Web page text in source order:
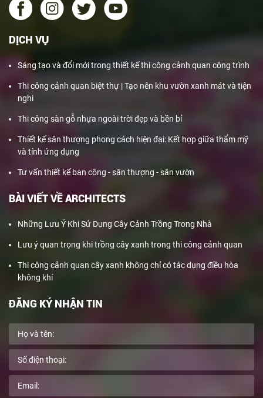
DỊCH VỤ
Sáng tạo và đổi mới trong thiết kế thi công cảnh quan công trình
Thi công cảnh quan biệt thự | Tạo nên khu vườn xanh mát và tiện
nghi
Thi công sàn gỗ nhựa ngoài trời đẹp và bền bỉ
Thiết kế sân thượng phong cách hiện đại: Kết hợp giữa thẩm mỹ
và tính ứng dụng
Tư vấn thiết kế ban công - sân thượng - sân vườn
BÀI VIẾT VỀ ARCHITECTS
Những Lưu Ý Khi Sử Dụng Cây Cảnh Trồng Trong Nhà
Lưu ý quan trọng khi trồng cây xanh trong thi công cảnh quan
Thi công cảnh quan cây xanh không chỉ có tác dụng điều hòa
không khí
ĐĂNG KÝ NHẬN TIN